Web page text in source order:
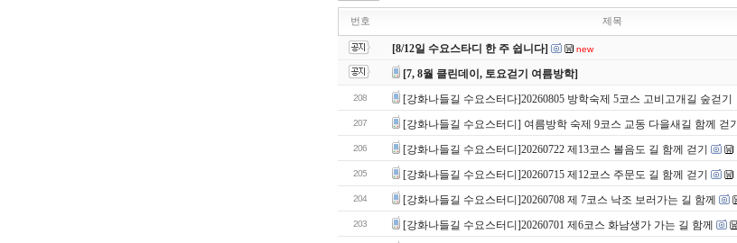
번호 제목
[8/12일 수요스타디 한 주 쉽니다] new
[7, 8월 클린데이, 토요걷기 여름방학]
208 [강화나들길 수요스터다]20260805 방학숙제 5코스 고비고개길 숲걷기
207 [강화나들길 수요스터디] 여름방학 숙제 9코스 교동 다을새길 함께 걷기
206 [강화나들길 수요스터디]20260722 제13코스 볼음도 길 함께 걷기
205 [강화나들길 수요스터디]20260715 제12코스 주문도 길 함께 걷기
204 [강화나들길 수요스터디]20260708 제 7코스 낙조 보러가는 길 함께
203 [강화나들길 수요스터디]20260701 제6코스 화남생가 가는 길 함께